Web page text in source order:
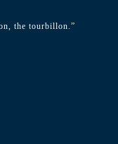
the tourbillon.”